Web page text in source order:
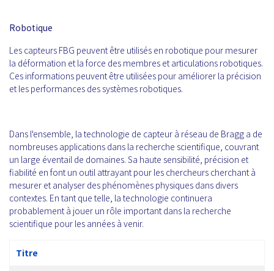
Robotique
Les capteurs FBG peuvent être utilisés en robotique pour mesurer
la déformation et la force des membres et articulations robotiques.
Ces informations peuvent être utilisées pour améliorer la précision
et les performances des systèmes robotiques.
Dans l'ensemble, la technologie de capteur à réseau de Bragg a de
nombreuses applications dans la recherche scientifique, couvrant
un large éventail de domaines. Sa haute sensibilité, précision et
fiabilité en font un outil attrayant pour les chercheurs cherchant à
mesurer et analyser des phénomènes physiques dans divers
contextes. En tant que telle, la technologie continuera
probablement à jouer un rôle important dans la recherche
scientifique pour les années à venir.
Titre